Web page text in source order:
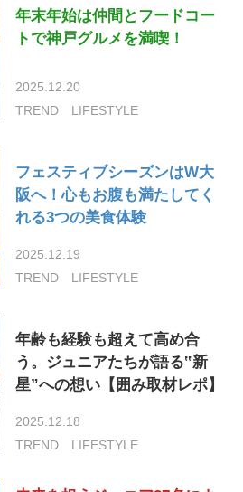
年末年始は仲間とフードコー
トで神戸グルメを満喫！
2025.12.20
TREND
LIFESTYLE
フェスティブシーズンはW大
阪へ！心もお腹も満たしてく
れる3つの美食体験
2025.12.19
TREND
LIFESTYLE
年齢も経験も超えて高め合
う。ジュニアたちが語る‟新
星”への想い【囲み取材レポ】
2025.12.18
TREND
LIFESTYLE